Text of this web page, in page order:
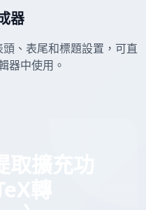
器
、表尾和標題設置，可直
器中使用。